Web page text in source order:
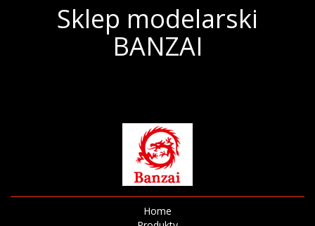
Sklep modelarski
BANZAI
Home